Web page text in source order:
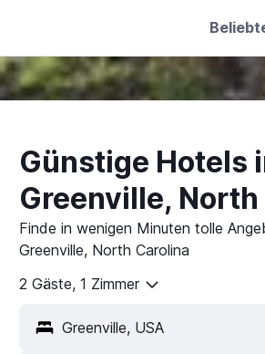
Günstige Hotels
Greenville,
Finde in wenigen Minuten tolle
Greenville, North Carolina
2 Gäste, 1 Zimmer